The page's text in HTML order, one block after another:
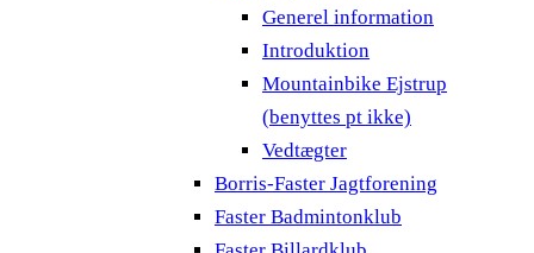
Generel information
Introduktion
Mountainbike Ejstrup
(benyttes pt ikke)
Vedtægter
Borris-Faster Jagtforening
Faster Badmintonklub